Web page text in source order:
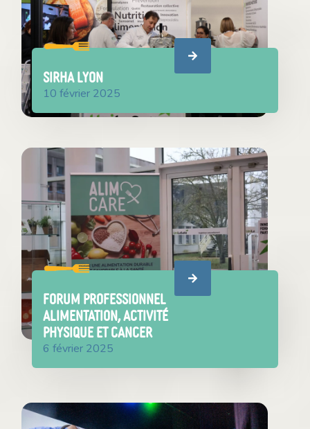
SIRHA LYON
10 février 2025
Forum professionnel
alimentation, activité
physique et cancer
6 février 2025